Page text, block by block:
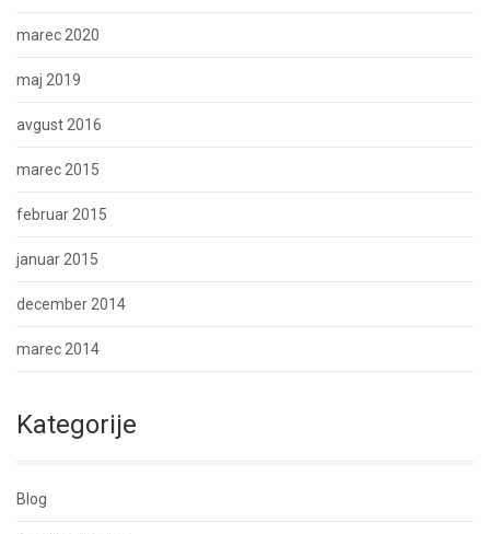
marec 2020
maj 2019
avgust 2016
marec 2015
februar 2015
januar 2015
december 2014
marec 2014
Kategorije
Blog